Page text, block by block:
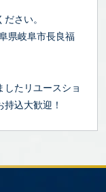
さい。
県岐阜市長良福
したリユースショ
込大歓迎！